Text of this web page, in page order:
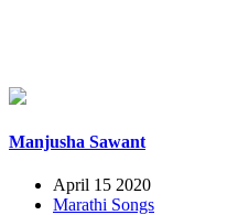
Manjusha Sawant
April 15 2020
Marathi Songs